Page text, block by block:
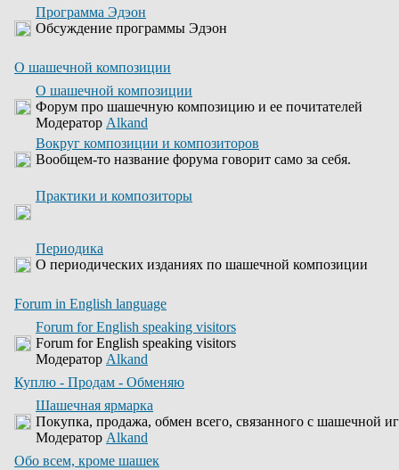
Программа Эдэон
Обсуждение программы Эдэон
О шашечной композиции
О шашечной композиции
Форум про шашечную композицию и ее почитателей
Модератор Alkand
Вокруг композиции и композиторов
Вообщем-то название форума говорит само за себя.
Практики и композиторы
Периодика
О периодических изданиях по шашечной композиции
Forum in English language
Forum for English speaking visitors
Forum for English speaking visitors
Модератор Alkand
Куплю - Продам - Обменяю
Шашечная ярмарка
Покупка, продажа, обмен всего, связанного с шашечной
Модератор Alkand
Обо всем, кроме шашек